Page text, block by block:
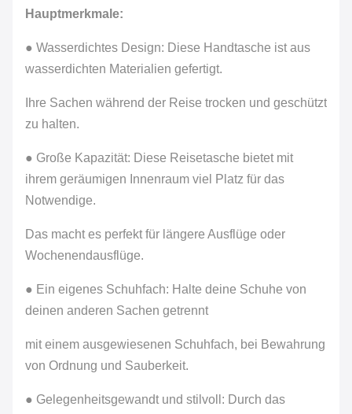
Hauptmerkmale:
● Wasserdichtes Design: Diese Handtasche ist aus
wasserdichten Materialien gefertigt.
Ihre Sachen während der Reise trocken und geschützt
zu halten.
● Große Kapazität: Diese Reisetasche bietet mit
ihrem geräumigen Innenraum viel Platz für das
Notwendige.
Das macht es perfekt für längere Ausflüge oder
Wochenendausflüge.
● Ein eigenes Schuhfach: Halte deine Schuhe von
deinen anderen Sachen getrennt
mit einem ausgewiesenen Schuhfach, bei Bewahrung
von Ordnung und Sauberkeit.
● Gelegenheitsgewandt und stilvoll: Durch das